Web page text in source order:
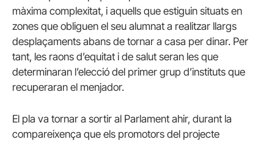
màxima complexitat, i aquells que estiguin situats en
zones que obliguen el seu alumnat a realitzar llargs
desplaçaments abans de tornar a casa per dinar. Per
tant, les raons d’equitat i de salut seran les que
determinaran l’elecció del primer grup d’instituts que
recuperaran el menjador.
El pla va tornar a sortir al Parlament ahir, durant la
compareixença que els promotors del projecte